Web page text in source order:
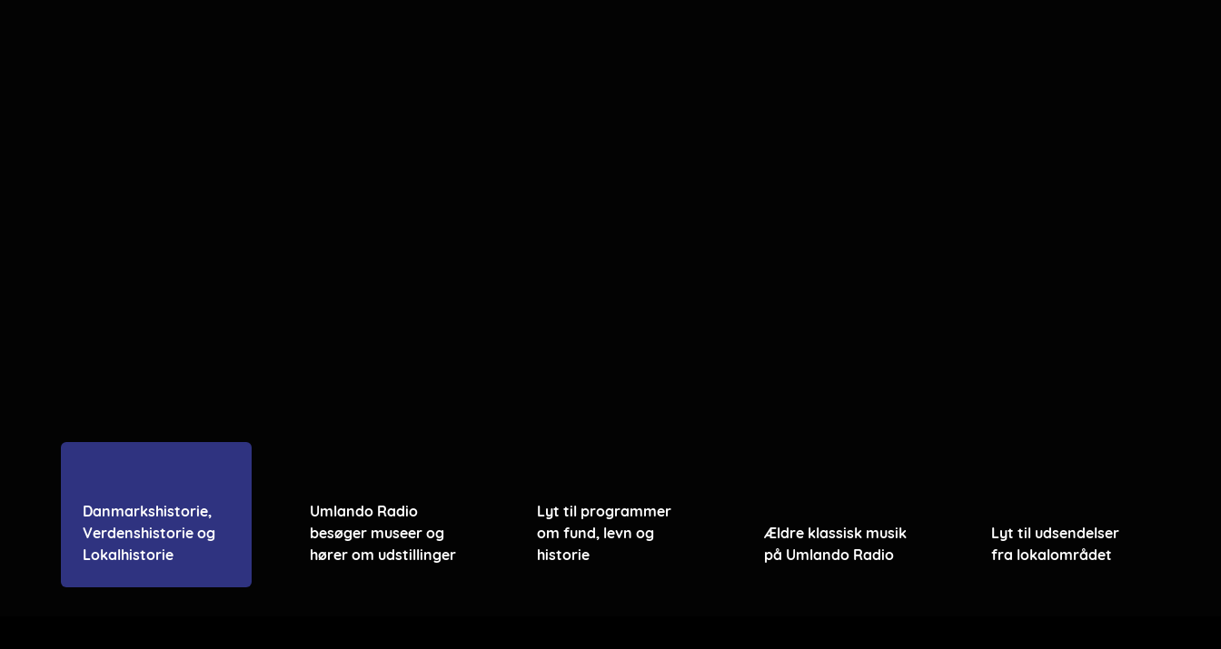
Danmarkshistorie,
Verdenshistorie og
Lokalhistorie
Umlando Radio
besøger museer og
hører om udstillinger
Lyt til programmer
om fund, levn og
historie
Ældre klassisk musik
på Umlando Radio
Lyt til udsendelser
fra lokalområdet